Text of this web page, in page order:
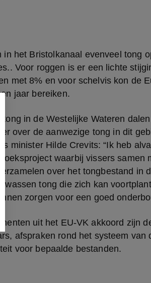
in het Bristolkanaal evenveel tong
Voor roggen is er een lichte
met 8% en voor schelvis kon de
jaar bereiken.
tong in de Westelijke Wateren
er over de aanwezige tong in dit
minister Hilde Crevits: “Ik heb
waarbij vissers
over het tongbestand in
tong die zich kan
zorgen voor een goed
uit het EU-VK akkoord zijn
afspraken rond het systeem van
voor bepaalde bestanden.